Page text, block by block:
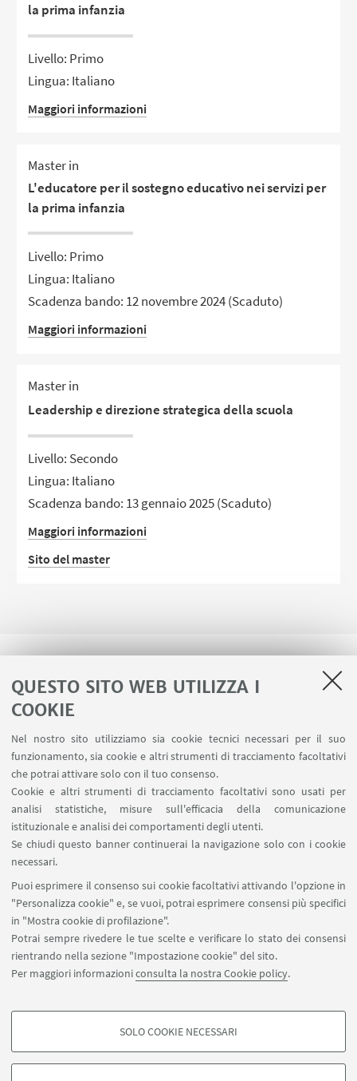
QUESTO SITO WEB UTILIZZA I
COOKIE
Nel nostro sito utilizziamo sia cookie tecnici necessari per il suo
funzionamento, sia cookie e altri strumenti di tracciamento facoltativi
che potrai attivare solo con il tuo consenso.
Cookie e altri strumenti di tracciamento facoltativi sono usati per
analisi statistiche, misure sull'efficacia della comunicazione
istituzionale e analisi dei comportamenti degli utenti.
Se chiudi questo banner continuerai la navigazione solo con i cookie
necessari.
Puoi esprimere il consenso sui cookie facoltativi attivando l'opzione in
"Personalizza cookie" e, se vuoi, potrai esprimere consensi più specifici
in "Mostra cookie di profilazione".
Potrai sempre rivedere le tue scelte e verificare lo stato dei consensi
rientrando nella sezione "Impostazione cookie" del sito.
Per maggiori informazioniconsulta la nostra Cookie policy.
COOKIE DI PROFILAZIONE - FACOLTATIVI
SOLO COOKIE NECESSARI
la prima infanzia
Livello: Primo
Lingua: Italiano
Maggiori informazioni
Master in
L'educatore per il sostegno educativo nei servizi per
la prima infanzia
Livello: Primo
Lingua: Italiano
Scadenza bando: 12 novembre 2024(Scaduto)
Maggiori informazioni
Master in
Leadership e direzione strategica della scuola
Livello: Secondo
Lingua: Italiano
Scadenza bando: 13 gennaio 2025(Scaduto)
Maggiori informazioni
Sito del master
Area riservata
Contatti
SEGUI IL DIPARTIMENTO SU:
SEGUI UNIBO SU:
APP:
©Copyright 2026 - ALMA MATER STUDIORUM - Università di